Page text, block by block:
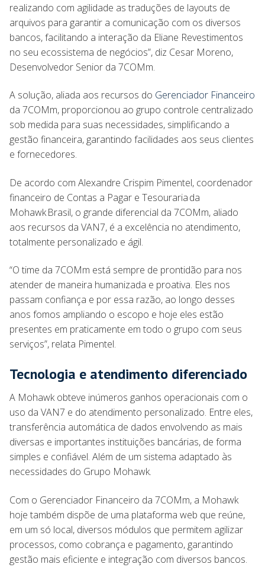
realizando com agilidade as traduções de layouts de
arquivos para garantir a comunicação com os diversos
bancos, facilitando a interação da Eliane Revestimentos
no seu ecossistema de negócios”, diz Cesar Moreno,
Desenvolvedor Senior da 7COMm.
A solução, aliada aos recursos do Gerenciador Financeiro
da 7COMm, proporcionou ao grupo controle centralizado
sob medida para suas necessidades, simplificando a
gestão financeira, garantindo facilidades aos seus clientes
e fornecedores.
De acordo com Alexandre Crispim Pimentel, coordenador
financeiro de Contas a Pagar e Tesouraria da
Mohawk Brasil, o grande diferencial da 7COMm, aliado
aos recursos da VAN7, é a excelência no atendimento,
totalmente personalizado e ágil.
“O time da 7COMm está sempre de prontidão para nos
atender de maneira humanizada e proativa. Eles nos
passam confiança e por essa razão, ao longo desses
anos fomos ampliando o escopo e hoje eles estão
presentes em praticamente em todo o grupo com seus
serviços”, relata Pimentel.
Tecnologia e atendimento diferenciado
A Mohawk obteve inúmeros ganhos operacionais com o
uso da VAN7 e do atendimento personalizado. Entre eles,
transferência automática de dados envolvendo as mais
diversas e importantes instituições bancárias, de forma
simples e confiável. Além de um sistema adaptado às
necessidades do Grupo Mohawk.
Com o Gerenciador Financeiro da 7COMm, a Mohawk
hoje também dispõe de uma plataforma web que reúne,
em um só local, diversos módulos que permitem agilizar
processos, como cobrança e pagamento, garantindo
gestão mais eficiente e integração com diversos bancos.